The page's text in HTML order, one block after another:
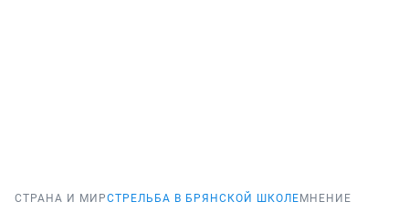
СТРАНА И МИРСТРЕЛЬБА В БРЯНСКОЙ ШКОЛЕ МНЕНИЕ